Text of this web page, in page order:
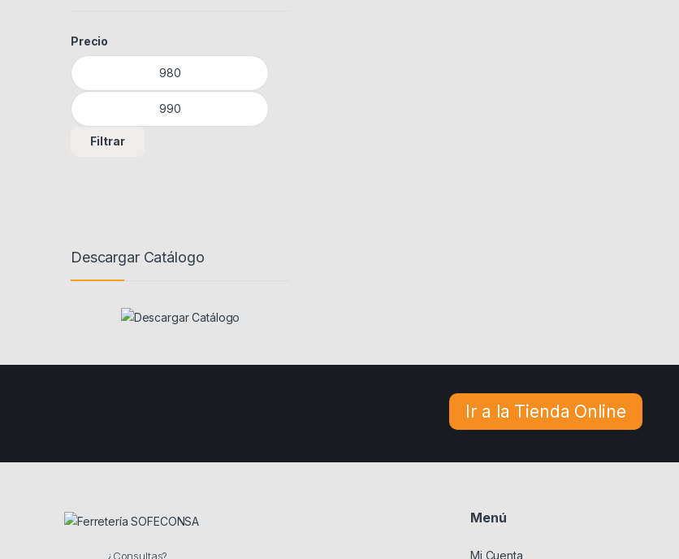
Precio
Precio mínimo
Precio máximo
Filtrar
Descargar Catálogo
Ir a la Tienda Online
¿Consultas?
Menú
Mi Cuenta